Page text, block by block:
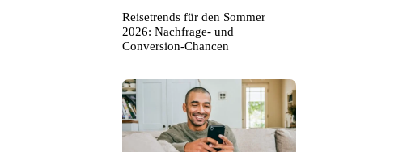
Reisetrends für den Sommer
2026: Nachfrage- und
Conversion-Chancen